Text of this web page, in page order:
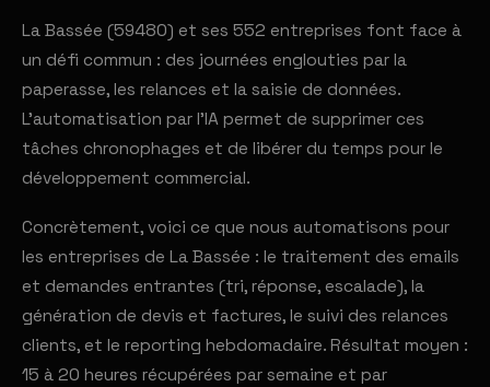
La Bassée (59480) et ses 552 entreprises font face à
un défi commun : des journées englouties par la
paperasse, les relances et la saisie de données.
L'automatisation par l'IA permet de supprimer ces
tâches chronophages et de libérer du temps pour le
développement commercial.
Concrètement, voici ce que nous automatisons pour
les entreprises de La Bassée : le traitement des emails
et demandes entrantes (tri, réponse, escalade), la
génération de devis et factures, le suivi des relances
clients, et le reporting hebdomadaire. Résultat moyen :
15 à 20 heures récupérées par semaine et par